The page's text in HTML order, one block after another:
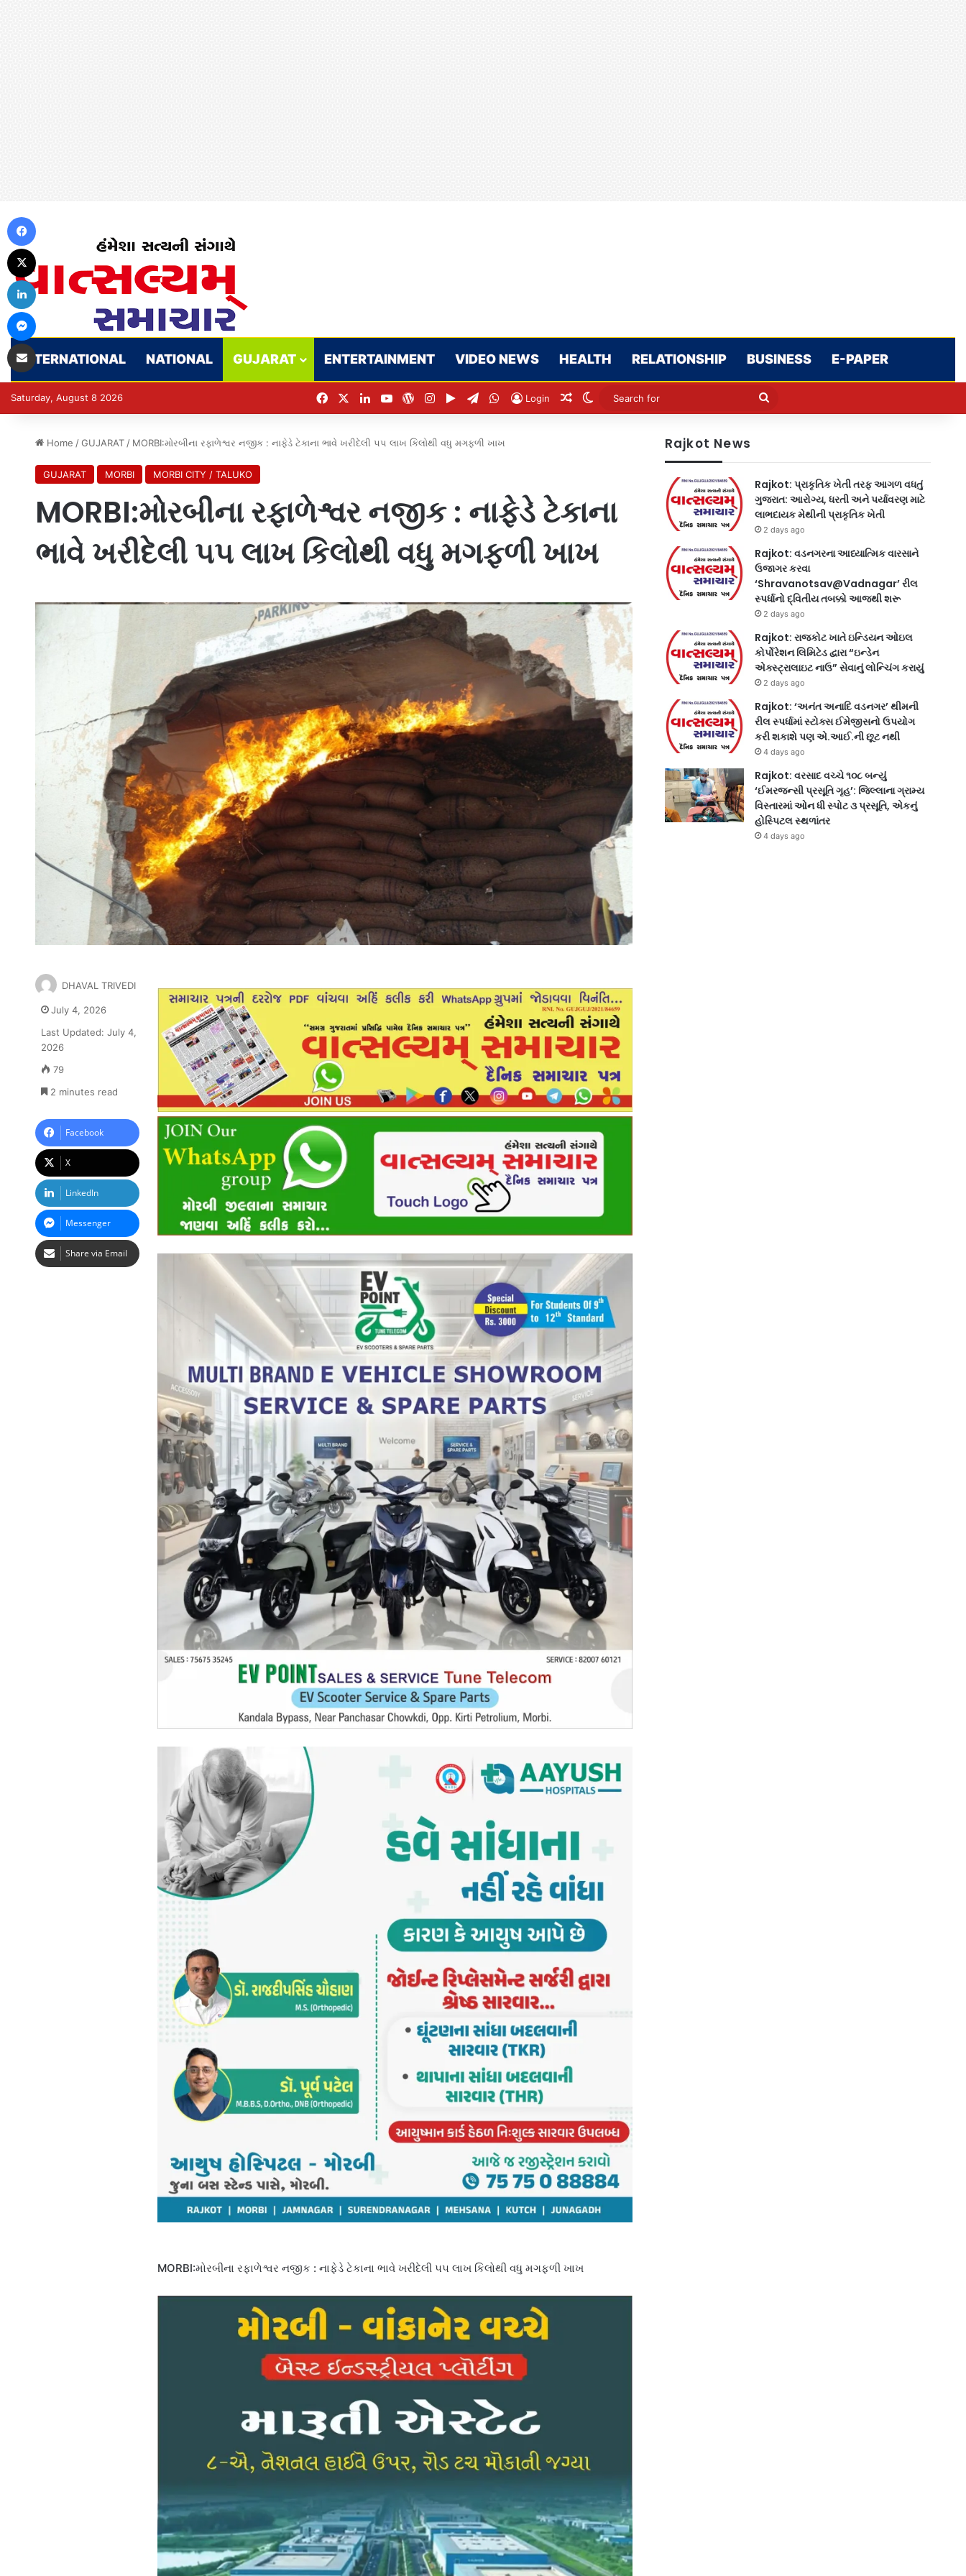
INTERNATIONAL NATIONAL GUJARAT ENTERTAINMENT VIDEO NEWS HEALTH RELATIONSHIP BUSINESS E-PAPER
Saturday, August 8 2026 FacebookLinkedInYouTubeWordPress
Instagram
Google Play
Telegram
WhatsApp
Login Random Article
Switch skin
Search
Home / GUJARAT / MORBI:મોરબીના રફાળેશ્વર નજીક : નાફેડે ટેકાના ભાવે ખરીદેલી ૫૫ લાખ કિલોથી વધુ મગફળી ખાખ
GUJARAT MORBI MORBI CITY / TALUKO
MORBI:મોરબીના રફાળેશ્વર નજીક : નાફેડે ટેકાના
ભાવે ખરીદેલી ૫૫ લાખ કિલોથી વધુ મગફળી ખાખ
MORBI:મોરબીના રફાળેશ્વર નજીક : નાફેડે ટેકાના ભાવે ખરીદેલી ૫૫ લાખ કિલોથી વધુ મગફળી ખાખ
DHAVAL TRIVEDI
July 4, 2026
Last Updated: July 4,
2026
79
2 minutes read
Facebook
X
LinkedIn
Messenger
Share via Email
Rajkot News
Rajkot: પ્રાકૃતિક ખેતી તરફ આગળ વધતું
ગુજરાત: આરોગ્ય, ધરતી અને પર્યાવરણ માટે
લાભદાયક મેથીની પ્રાકૃતિક ખેતી
2 days ago
Rajkot: વડનગરના આધ્યાત્મિક વારસાને
ઉજાગર કરવા
‘Shravanotsav@Vadnagar’ રીલ
સ્પર્ધાનો દ્વિતીય તબક્કો આજથી શરૂ
2 days ago
Rajkot: રાજકોટ ખાતે ઇન્ડિયન ઓઇલ
કોર્પોરેશન લિમિટેડ દ્વારા “ઇન્ડેન
એક્સ્ટ્રાલાઇટ નાઉ” સેવાનું લોન્ચિંગ કરાયું
2 days ago
Rajkot: ‘અનંત અનાદિ વડનગર’ થીમની
રીલ સ્પર્ધામાં સ્ટોક્સ ઈમેજીસનો ઉપયોગ
કરી શકાશે પણ એ.આઈ.ની છૂટ નથી
4 days ago
Rajkot: વરસાદ વચ્ચે ૧૦૮ બન્યું
‘ઈમરજન્સી પ્રસૂતિ ગૃહ’: જિલ્લાના ગ્રામ્ય
વિસ્તારમાં ઓન ધી સ્પોટ ૩ પ્રસૂતિ, એકનું
હોસ્પિટલ સ્થળાંતર
4 days ago
LinkedIn